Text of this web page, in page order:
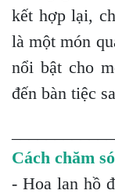
kết hợp lại,
là một món
nổi bật cho
đến bàn tiệc
Cách chăm
- Hoa lan hồ